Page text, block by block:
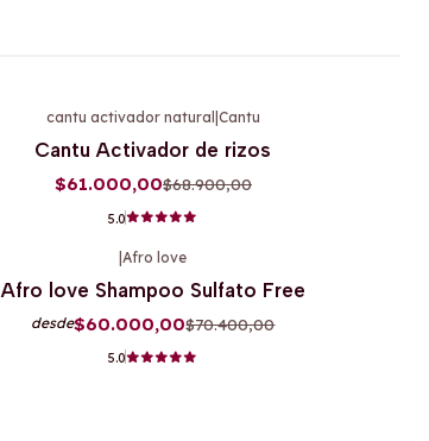
cantu activador natural Cantu
Cantu Activador de rizos
$61.000,00$68.900,00
5.0
|Afro love
Afro love Shampoo Sulfato Free
desde$60.000,00$70.400,00
5.0